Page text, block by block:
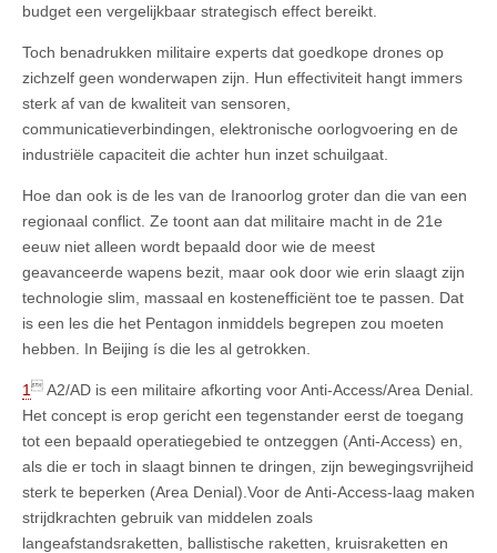
budget een vergelijkbaar strategisch effect bereikt.
Toch benadrukken militaire experts dat goedkope drones op
zichzelf geen wonderwapen zijn. Hun effectiviteit hangt immers
sterk af van de kwaliteit van sensoren,
communicatieverbindingen, elektronische oorlogvoering en de
industriële capaciteit die achter hun inzet schuilgaat.
Hoe dan ook is de les van de Iranoorlog groter dan die van een
regionaal conflict. Ze toont aan dat militaire macht in de 21e
eeuw niet alleen wordt bepaald door wie de meest
geavanceerde wapens bezit, maar ook door wie erin slaagt zijn
technologie slim, massaal en kostenefficiënt toe te passen. Dat
is een les die het Pentagon inmiddels begrepen zou moeten
hebben. In Beijing ís die les al getrokken.
1  A2/AD is een militaire afkorting voor Anti-Access/Area Denial.
Het concept is erop gericht een tegenstander eerst de toegang
tot een bepaald operatiegebied te ontzeggen (Anti-Access) en,
als die er toch in slaagt binnen te dringen, zijn bewegingsvrijheid
sterk te beperken (Area Denial).Voor de Anti-Access-laag maken
strijdkrachten gebruik van middelen zoals
langeafstandsraketten, ballistische raketten, kruisraketten en